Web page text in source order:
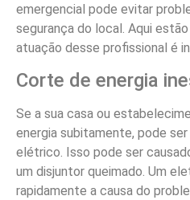
emergencial pode evitar
segurança do local. Aqui
atuação desse profissional é
Corte de energia
Se a sua casa ou
energia subitamente, pode
elétrico. Isso pode ser
um disjuntor queimado. Um
rapidamente a causa do